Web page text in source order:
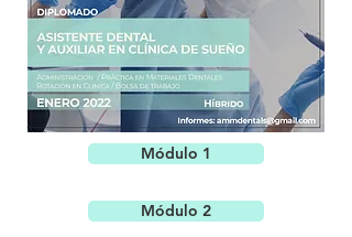
Módulo 1
Módulo 2